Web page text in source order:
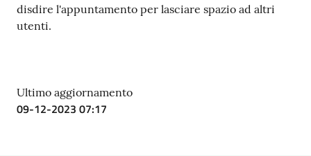
disdire l'appuntamento per lasciare spazio ad altri
utenti.
Ultimo aggiornamento
09-12-2023 07:17